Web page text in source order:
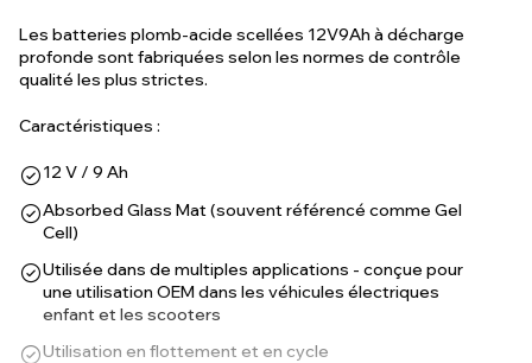
Les batteries plomb-acide scellées 12V9Ah à décharge
profonde sont fabriquées selon les normes de contrôle
qualité les plus strictes.
Caractéristiques :
12 V / 9 Ah
Absorbed Glass Mat (souvent référencé comme Gel
Cell)
Utilisée dans de multiples applications - conçue pour
une utilisation OEM dans les véhicules électriques
enfant et les scooters
Utilisation en flottement et en cycle